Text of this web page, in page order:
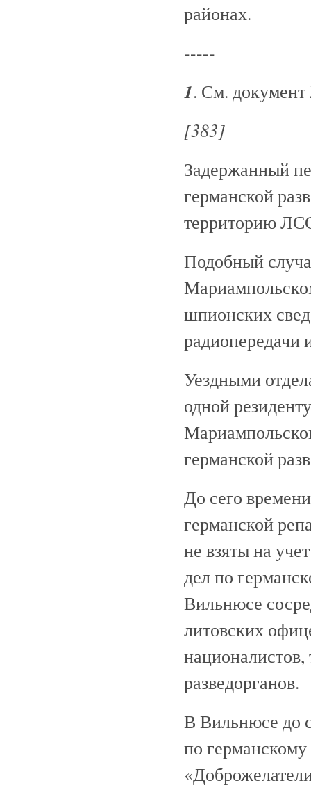
районах.
-----
1. См.
[383]
Задержанный
германской
территорию
Подобный
шпионских
радиопередачи
Уездными
одной
германской
До сего
германской
не взяты на
дел по
Вильнюсе
литовских
националистов,
разведорганов.
В Вильнюсе до
по